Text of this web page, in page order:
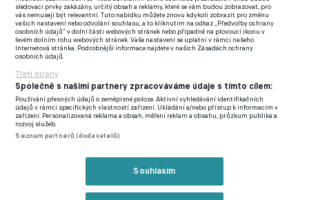
Skupina B:Švýcarsko – Bosna a Hercegovina (21:00, Los
Angeles, USA)
Pátek 19. června
Skupina B:Kanada – Katar (00:00, Vancouver, Kanada)
Skupina A:Mexiko – Jižní Korea (03:00, Guadalajara, Mexiko)
sledovací prvky zakázány, určitý obsah a reklamy, které se vám budou zobrazovat, pro
vás nemusejí být relevantní. Tuto nabídku můžete znovu kdykoli zobrazit pro změnu
vašich nastavení nebo odvolání souhlasu, a to kliknutím na odkaz „Předvolby ochrany
osobních údajů“ v dolní části webových stránek nebo případně na plovoucí ikonu v
levém dolním rohu webových stránek. Vaše nastavení se uplatní v rámci našeho
Internetová stránka. Podrobnější informace najdete v našich Zásadách ochrany
osobních údajů.
Třetí strany
Společně s našimi partnery zpracováváme údaje s tímto cílem:
Používání přesných údajů o zeměpisné poloze. Aktivní vyhledávání identifikačních
údajů v rámci specifických vlastností zařízení. Ukládání a/nebo přístup k informacím v
zařízení. Personalizovaná reklama a obsah, měření reklam a obsahu, průzkum publika a
rozvoj služeb.
Seznam partnerů (dodavatelů)
Souhlasím